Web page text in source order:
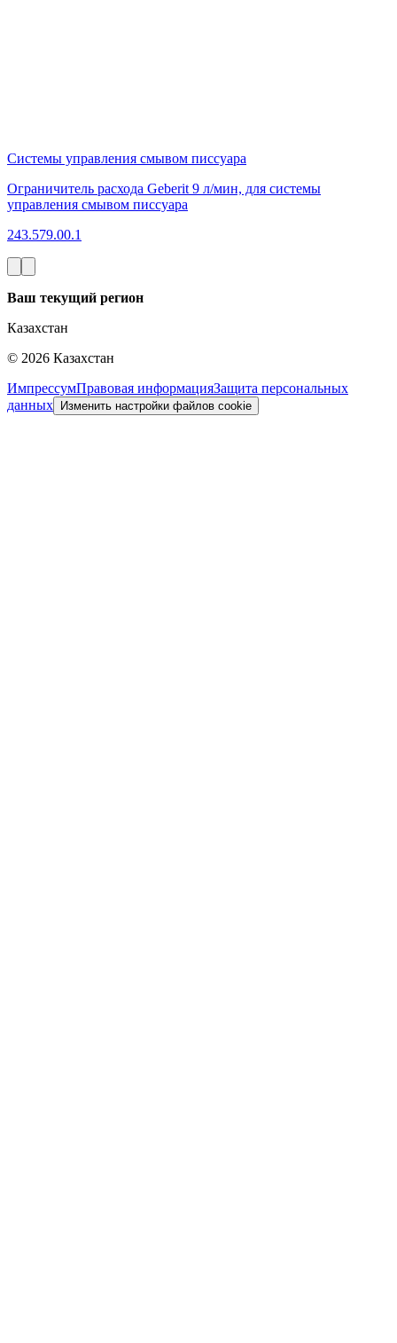
Системы управления смывом писсуара
Ограничитель расхода Geberit 9 л/мин, для системы
управления смывом писсуара
243.579.00.1
Ваш текущий регион
Казахстан
© 2026 Казахстан
ИмпрессумПравовая информацияЗащита персональных
данных
Изменить настройки файлов cookie